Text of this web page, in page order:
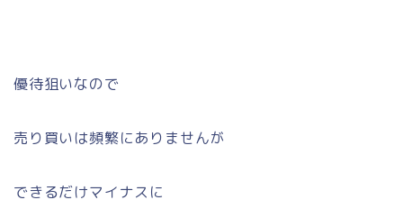
優待狙いなので
売り買いは頻繁にありませんが
できるだけマイナスに